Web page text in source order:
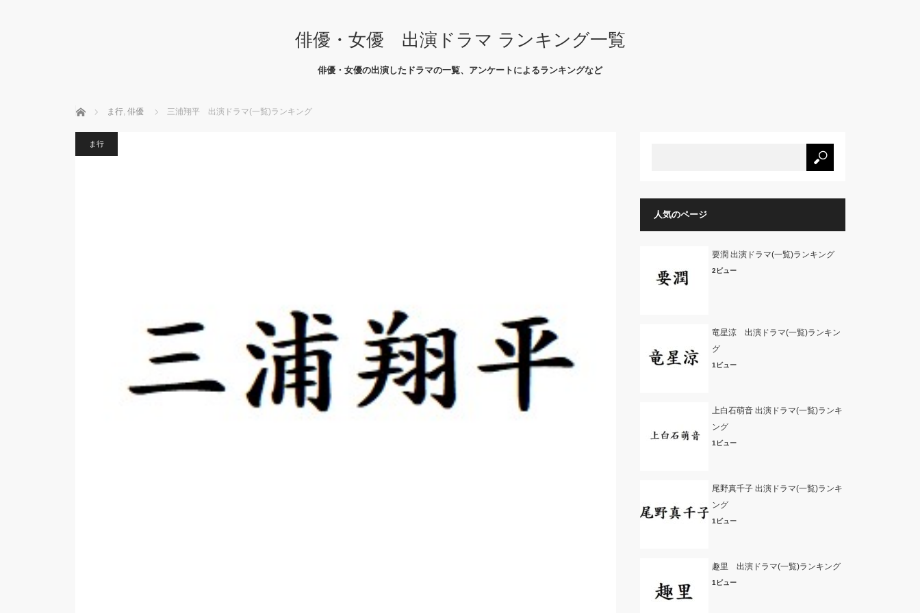
俳優・女優 出演ドラマ ランキング一覧
俳優・女優の出演したドラマの一覧、アンケートによるランキングなど
ホーム ま行, 俳優 三浦翔平 出演ドラマ(一覧)ランキング
ま行
人気のページ
要潤 出演ドラマ(一覧)ランキング
2ビュー
竜星涼 出演ドラマ(一覧)ランキン
グ
1ビュー
上白石萌音 出演ドラマ(一覧)ランキ
ング
1ビュー
尾野真千子 出演ドラマ(一覧)ランキ
ング
1ビュー
趣里 出演ドラマ(一覧)ランキング
1ビュー